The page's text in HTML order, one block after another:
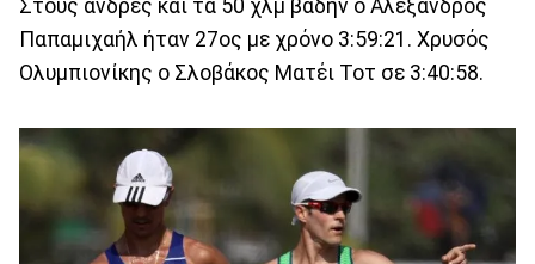
Στους άνδρες και τα 50 χλμ βάδην ο Αλέξανδρος
Παπαμιχαήλ ήταν 27ος με χρόνο 3:59:21. Χρυσός
Ολυμπιονίκης ο Σλοβάκος Ματέι Τοτ σε 3:40:58.